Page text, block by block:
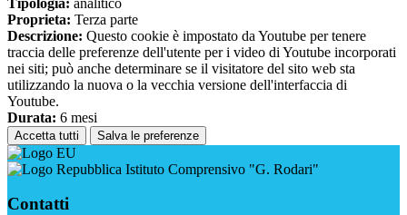
Proprieta: Terza parte
Descrizione: Questo cookie è impostato da Youtube per tenere
traccia delle preferenze dell'utente per i video di Youtube incorporati
nei siti; può anche determinare se il visitatore del sito web sta
utilizzando la nuova o la vecchia versione dell'interfaccia di
Youtube.
Durata: 6 mesi
Accetta tutti Salva le preferenze
Istituto Comprensivo "G. Rodari"
Contatti